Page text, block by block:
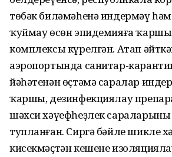
төбәк биләмәһенә индермәү
ҡуймау өсөн эпидемияға
комплексы күрелгән. Атап
аэропортында санитар-
йәһәтенән өҫтәмә саралар
ҡаршы, дезинфекциялау
шәхси хәүефһеҙлек
тупланған. Сиргә бәйле шикле
кисекмәҫтән кешене